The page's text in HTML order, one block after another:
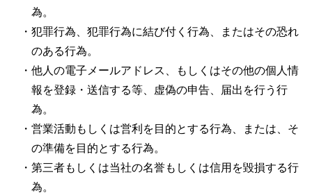
為。
犯罪行為、犯罪行為に結び付く行為、またはその恐れ
のある行為。
他人の電子メールアドレス、もしくはその他の個人情
報を登録・送信する等、虚偽の申告、届出を行う行
為。
営業活動もしくは営利を目的とする行為、または、そ
の準備を目的とする行為。
第三者もしくは当社の名誉もしくは信用を毀損する行
為。